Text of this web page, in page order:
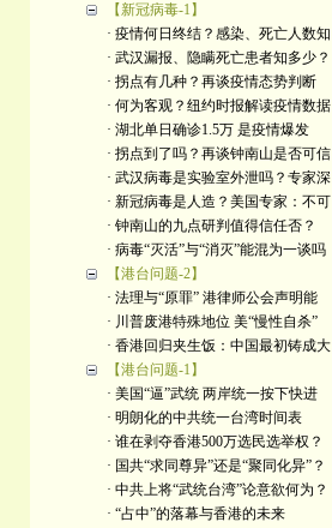
【新冠病毒-1】
· 疫情何日终结？感染、死亡人数知
· 武汉漏报、隐瞒死亡患者知多少？
· 拐点有几种？再谈疫情态势判断
· 何为客观？纽约时报解读疫情数据
· 湖北单日确诊1.5万 是疫情爆发
· 拐点到了吗？再谈钟南山是否可信
· 武汉病毒是实验室外泄吗？专家深
· 新冠病毒是人造？美国专家：不可
· 钟南山的九点研判值得信任否？
· 病毒“灭活”与“消灭”能混为一谈吗
【港台问题-2】
· 法理与“原罪” 港律师公会声明能
· 川普废港特殊地位 美“慢性自杀”
· 香港回归夹生饭：中国最初铸成大
【港台问题-1】
· 美国“逼”武统 两岸统一按下快进
· 明朗化的中共统一台湾时间表
· 谁在剥夺香港500万选民选举权？
· 国共“求同尊异”还是“聚同化异”？
· 中共上将“武统台湾”论意欲何为？
· “占中”的落幕与香港的未来